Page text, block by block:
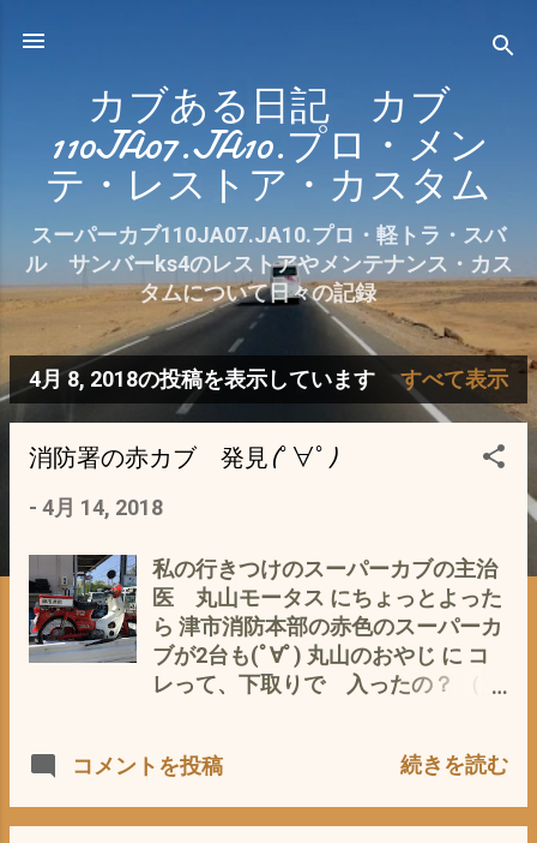
カブある日記 カブ
110JA07.JA10.プロ・メン
テ・レストア・カスタム
スーパーカブ110JA07.JA10.プロ・軽トラ・スバ
ル サンバーks4のレストアやメンテナンス・カス
タムについて日々の記録
投
稿
4月 8, 2018の投稿を表示しています すべて表示
消防署の赤カブ 発見(ﾟ∀ﾟ)
- 4月 14, 2018
私の行きつけのスーパーカブの主治
医 丸山モータス にちょっとよった
ら 津市消防本部の赤色のスーパーカ
ブが2台も(ﾟ∀ﾟ) 丸山のおやじ に コ
レって、下取りで 入ったの？ （買
マジマジと見たのは、初めて(^^)
便カブと チョット違う 郵便カブ
コメントを投稿 続きを読む